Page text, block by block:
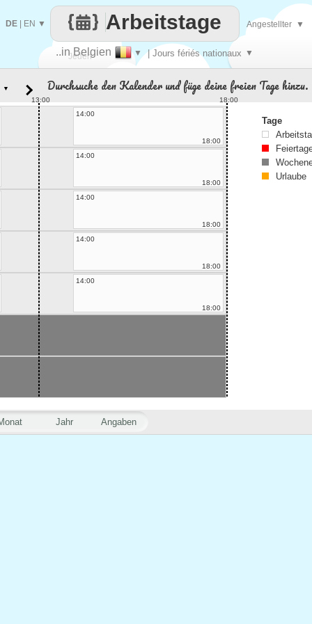
Jeden
..in Belgien ▼ | Jours fériés nationaux ▼
Arbeitstage
DE EN ▼ Angestellter ▼
Jahr Angaben
▼ Durchsuche den Kalender und füge deine freien Tage hinzu.
13:00
18:00
14:00
18:00
14:00
18:00
14:00
18:00
14:00
18:00
14:00
18:00
Tage
Urlaube